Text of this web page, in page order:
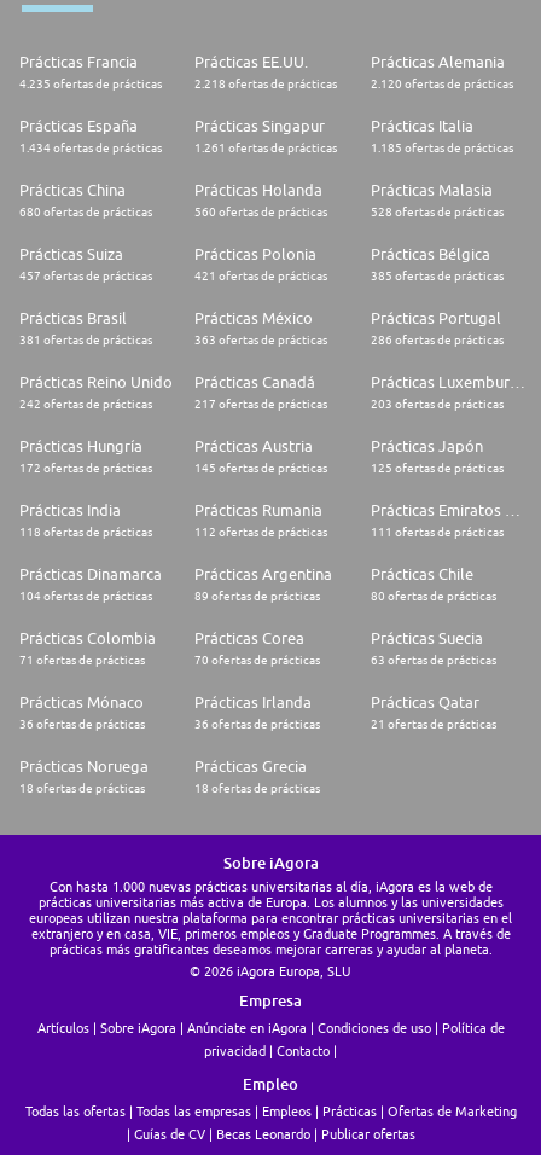
Prácticas Francia
4.235 ofertas de prácticas
Prácticas EE.UU.
2.218 ofertas de prácticas
Prácticas Alemania
2.120 ofertas de prácticas
Prácticas España
1.434 ofertas de prácticas
Prácticas Singapur
1.261 ofertas de prácticas
Prácticas Italia
1.185 ofertas de prácticas
Prácticas China
680 ofertas de prácticas
Prácticas Holanda
560 ofertas de prácticas
Prácticas Malasia
528 ofertas de prácticas
Prácticas Suiza
457 ofertas de prácticas
Prácticas Polonia
421 ofertas de prácticas
Prácticas Bélgica
385 ofertas de prácticas
Prácticas Brasil
381 ofertas de prácticas
Prácticas México
363 ofertas de prácticas
Prácticas Portugal
286 ofertas de prácticas
Prácticas Reino Unido
242 ofertas de prácticas
Prácticas Canadá
217 ofertas de prácticas
Prácticas Luxemburgo
203 ofertas de prácticas
Prácticas Hungría
172 ofertas de prácticas
Prácticas Austria
145 ofertas de prácticas
Prácticas Japón
125 ofertas de prácticas
Prácticas India
118 ofertas de prácticas
Prácticas Rumania
112 ofertas de prácticas 111 ofertas de prácticas
Prácticas Dinamarca
104 ofertas de prácticas
Prácticas Argentina
89 ofertas de prácticas
Prácticas Chile
80 ofertas de prácticas
Prácticas Colombia
71 ofertas de prácticas
Prácticas Corea
70 ofertas de prácticas
Prácticas Suecia
63 ofertas de prácticas
Prácticas Mónaco
36 ofertas de prácticas
Prácticas Irlanda
36 ofertas de prácticas
Prácticas Qatar
21 ofertas de prácticas
Prácticas Noruega
18 ofertas de prácticas
Prácticas Grecia
18 ofertas de prácticas
Sobre iAgora
Con hasta 1.000 nuevas prácticas universitarias al día, iAgora es la web de
prácticas universitarias más activa de Europa. Los alumnos y las universidades
europeas utilizan nuestra plataforma para encontrar prácticas universitarias en el
extranjero y en casa, VIE, primeros empleos y Graduate Programmes. A través de
prácticas más gratificantes deseamos mejorar carreras y ayudar al planeta.
© 2026 iAgora Europa, SLU
Empresa
Artículos Sobre iAgora Anúnciate en iAgora Condiciones de uso
Política de
privacidad
Contacto
Empleo
Todas las ofertas Todas las empresas Empleos Prácticas
Ofertas de Marketing
Guías de CV
Becas Leonardo Publicar ofertas